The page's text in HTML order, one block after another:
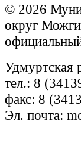
© 2026
округ
Удмуртская
тел.: 8
факс: 8
Эл. почта: